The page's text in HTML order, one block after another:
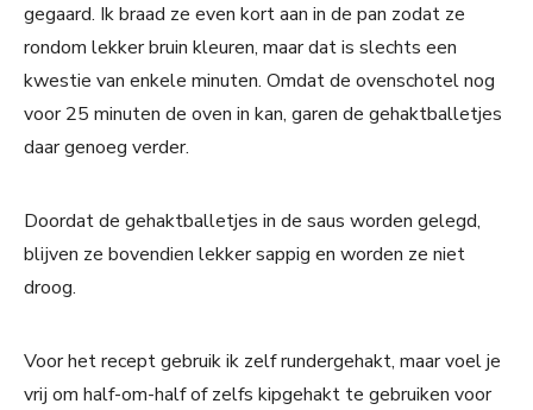
gegaard. Ik braad ze even kort aan in de pan zodat ze
rondom lekker bruin kleuren, maar dat is slechts een
kwestie van enkele minuten. Omdat de ovenschotel nog
voor 25 minuten de oven in kan, garen de gehaktballetjes
daar genoeg verder.
Doordat de gehaktballetjes in de saus worden gelegd,
blijven ze bovendien lekker sappig en worden ze niet
droog.
Voor het recept gebruik ik zelf rundergehakt, maar voel je
vrij om half-om-half of zelfs kipgehakt te gebruiken voor